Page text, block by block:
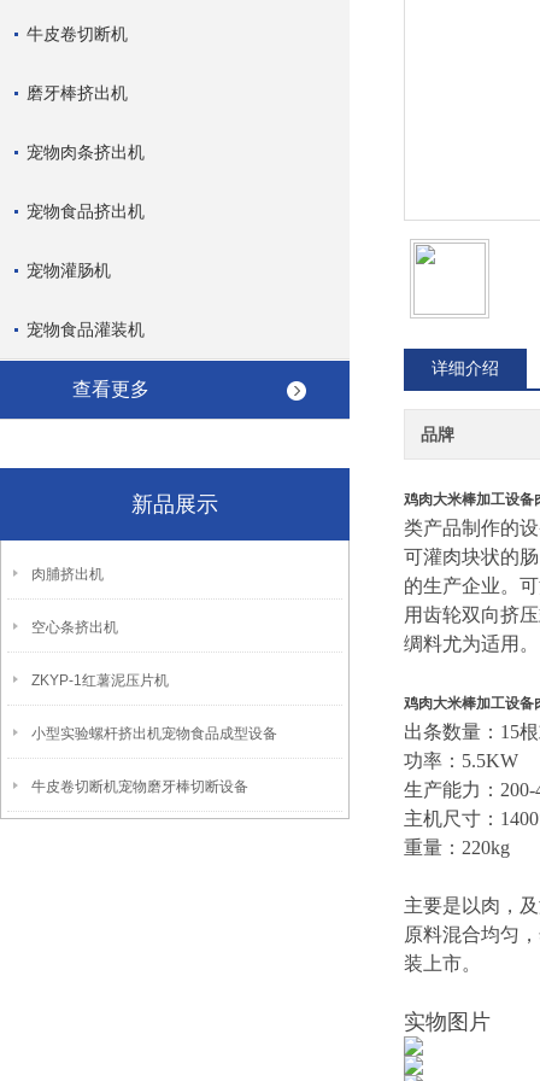
牛皮卷切断机
磨牙棒挤出机
宠物肉条挤出机
宠物食品挤出机
宠物灌肠机
宠物食品灌装机
查看更多
新品展示
肉脯挤出机
空心条挤出机
ZKYP-1红薯泥压片机
小型实验螺杆挤出机宠物食品成型设备
牛皮卷切断机宠物磨牙棒切断设备
详细介绍
品牌
鸡肉大米棒加工设备
类产品制作的
可灌肉块状的
的生产企业。
用齿轮双向挤
绸料尤为适用。
鸡肉大米棒加工设备
出条数量：15
功率：5.5KW
生产能力：200-
主机尺寸：
重量：220kg
主要是以肉，
原料混合均匀
装上市。
实物图片